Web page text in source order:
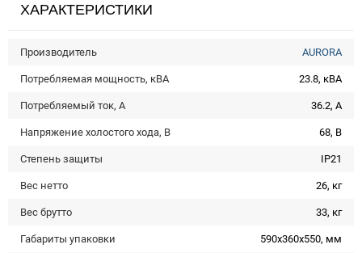
ХАРАКТЕРИСТИКИ
Производитель AURORA
Потребляемая мощность, кВА 23.8, кВА
Потребляемый ток, А 36.2, А
Напряжение холостого хода, В 68, В
Степень защиты IP21
Вес нетто 26, кг
Вес брутто 33, кг
Габариты упаковки 590x360x550, мм